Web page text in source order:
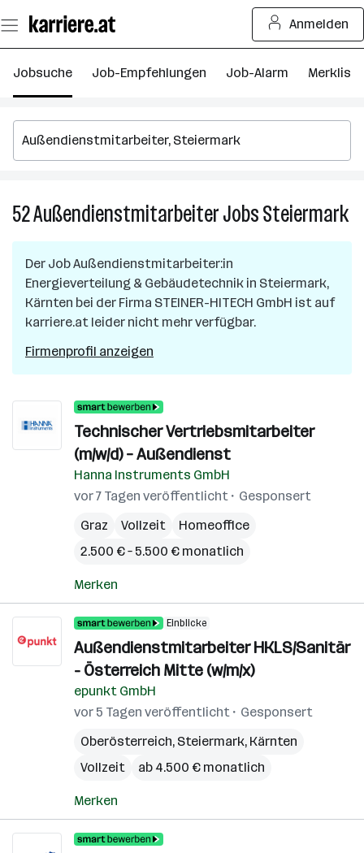
Seiteninhalt
springen
Anmelden
Jobsuche Job-Empfehlungen Job-Alarm Merkliste
52AußendienstmitarbeiterJobsSteiermark52
Der JobAußendienstmitarbeiter:in
Energieverteilung & Gebäudetechnik in Steiermark,
Kärnten bei der Firma STEINER-HITECH GmbH ist auf
karriere.at leider nicht mehr verfügbar.
Firmenprofil anzeigen
Technischer Vertriebsmitarbeiter
(m/w/d) – Außendienst
Hanna Instruments GmbH
vor 7 Tagen veröffentlicht
Gesponsert
Graz
Vollzeit
Homeoffice
2.500 € – 5.500 € monatlich
Merken
Einblicke
Außendienstmitarbeiter HKLS/Sanitär
- Österreich Mitte (w/m/x)
epunkt GmbH
vor 5 Tagen veröffentlicht
Gesponsert
Oberösterreich, Steiermark, Kärnten
Vollzeit
ab 4.500 € monatlich
Merken